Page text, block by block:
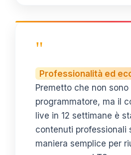
"
Professionalità ed
Premetto che non sono
programmatore, ma il
live in 12 settimane è
contenuti professionali
maniera semplice per